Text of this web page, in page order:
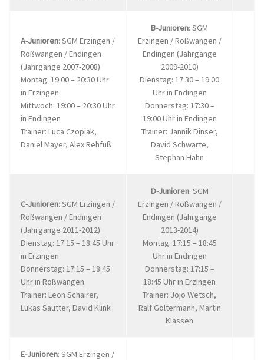
A-Junioren: SGM Erzingen /
Roßwangen / Endingen
(Jahrgänge 2007-2008)
Montag: 19:00 – 20:30 Uhr
in Erzingen
Mittwoch: 19:00 – 20:30 Uhr
in Endingen
Trainer: Luca Czopiak,
Daniel Mayer, Alex Rehfuß
B-Junioren: SGM
Erzingen / Roßwangen /
Endingen (Jahrgänge
2009-2010)
Dienstag: 17:30 – 19:00
Uhr in Endingen
Donnerstag: 17:30 –
19:00 Uhr in Endingen
Trainer: Jannik Dinser,
David Schwarte,
Stephan Hahn
C-Junioren: SGM Erzingen /
Roßwangen / Endingen
(Jahrgänge 2011-2012)
Dienstag: 17:15 – 18:45 Uhr
in Erzingen
Donnerstag: 17:15 – 18:45
Uhr in Roßwangen
Trainer: Leon Schairer,
Lukas Sautter, David Klink
D-Junioren: SGM
Erzingen / Roßwangen /
Endingen (Jahrgänge
2013-2014)
Montag: 17:15 – 18:45
Uhr in Endingen
Donnerstag: 17:15 –
18:45 Uhr in Erzingen
Trainer: Jojo Wetsch,
Ralf Goltermann, Martin
Klassen
E-Junioren: SGM Erzingen /